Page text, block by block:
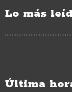
Lo más
Última